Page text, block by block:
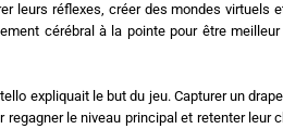
leurs réflexes, créer des mondes virtuels
cérébral à la pointe pour être
expliquait le but du jeu. Capturer un
regagner le niveau principal et retenter leur